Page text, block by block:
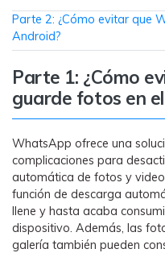
Parte 2: ¿Cómo evitar que
Android?
Parte 1: ¿Cómo
guarde fotos en
WhatsApp ofrece una
complicaciones para
automática de fotos y
función de descarga
llene y hasta acaba
dispositivo. Además, las
galería también pueden